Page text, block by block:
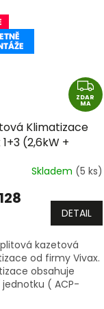
Z
D
A
ZDAR
MA
Klimatizace
(2,6kW +
včetně
Skladem (5 ks)
DETAIL
kazetová
od firmy Vivax.
obsahuje
jednotku ( ACP-